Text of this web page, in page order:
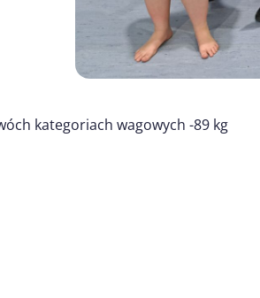
kategoriach wagowych -89 kg